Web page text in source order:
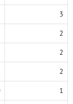
3
2
2
2
1